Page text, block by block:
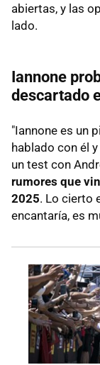
abiertas, y las
lado.
Iannone
descartado
"Iannone es un
hablado con él
un test con
rumores que
2025. Lo cierto
encantaría, es